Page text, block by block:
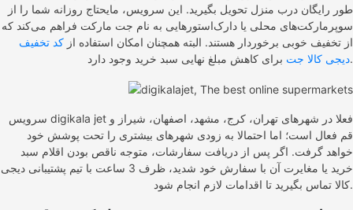
طور رایگان درب منزل تحویل بگیرید. این سرویس، مایحتاج روزانه شما را از
سوپرمارکت‌های محلی یا دارک‌استورهایی به نام جت مارکت فراهم می‌کند که
از تخفیف خوبی برخوردار هستند. البته همچنان امکان استفاده از کد تخفیف
دیجی کالا جتبرای کاهش مبلغ نهایی سبد خرید وجود دارد.
سرویس digikala jet فعلا در شهرهای تهران، کرج، مشهد، اصفهان، شیراز و
قم فعال است؛ اما احتمالا به زودی شهرهای بیشتری را تحت پوشش خود
خواهد گرفت. اگر پس از دریافت سفارشات، متوجه ناقص بودن اقلام سبد
خرید یا مغایرت آن با سفارش خود شدید، ظرف 3 ساعت با تیم پشتیبانی دیجی
کالا تماس بگیرید تا اقدامات لازم انجام شود.